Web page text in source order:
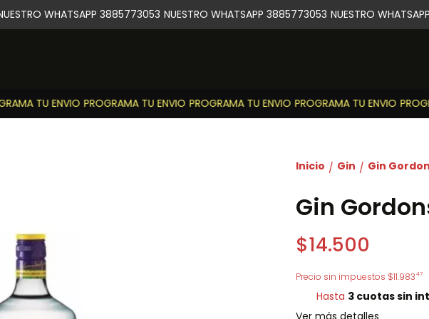
TU ENVIO PROGRAMA TU ENVIO PROGRAMA TU ENVIO PROGRAMA TU ENVIO
WHATSAPP 3885773053 NUESTRO WHATSAPP 3885773053 NUESTRO
Inicio / Gin / Gin
Gin
$14.500
Precio sin impuestos $11.98347
Hasta 3 cuotas sin
Ver más detalles